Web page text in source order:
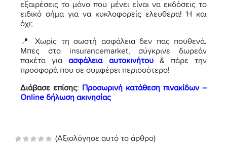
εξαιρέσεις το μόνο που μένει είναι να εκδόσεις το
ειδικό σήμα για να κυκλοφορείς ελευθέρα! Ή και
όχι;
📍 Χωρίς τη σωστή ασφάλεια δεν πας πουθενά.
Μπες στο insurancemarket, σύγκρινε δωρεάν
πακέτα γιαασφάλεια αυτοκινήτου& πάρε την
προσφορά που σε συμφέρει περισσότερο!
Διάβασε επίσης: Προσωρινή κατάθεση πινακίδων –
Online δήλωση ακινησίας
(Αξιολόγησε αυτό το άρθρο)